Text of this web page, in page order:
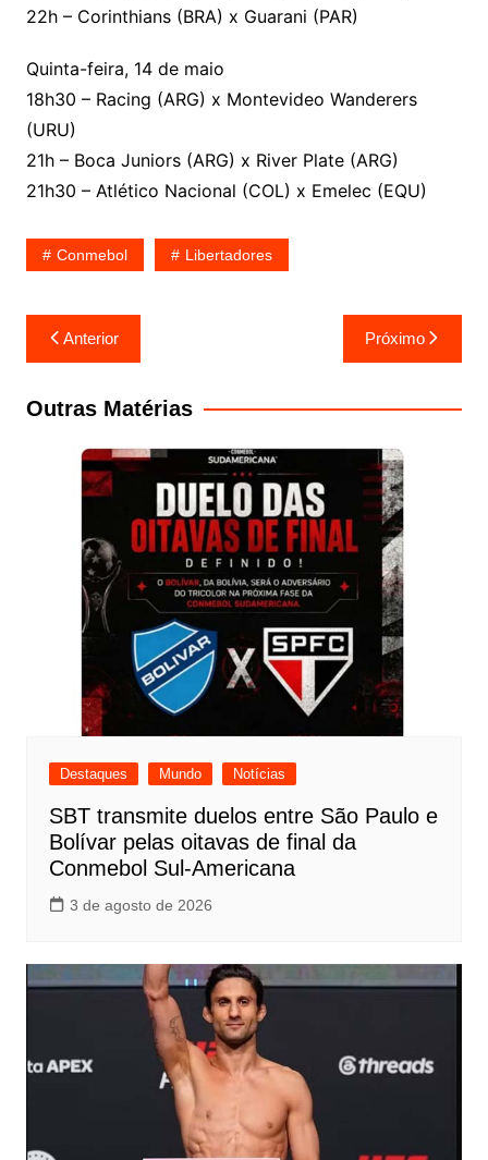
22h – Corinthians (BRA) x Guarani (PAR)
Quinta-feira, 14 de maio
18h30 – Racing (ARG) x Montevideo Wanderers
(URU)
21h – Boca Juniors (ARG) x River Plate (ARG)
21h30 – Atlético Nacional (COL) x Emelec (EQU)
Conmebol Libertadores
Navegação
de
Post
Anterior Próximo
Outras Matérias
Destaques Mundo Notícias
SBT transmite duelos entre São Paulo e
Bolívar pelas oitavas de final da
Conmebol Sul-Americana
3 de agosto de 2026